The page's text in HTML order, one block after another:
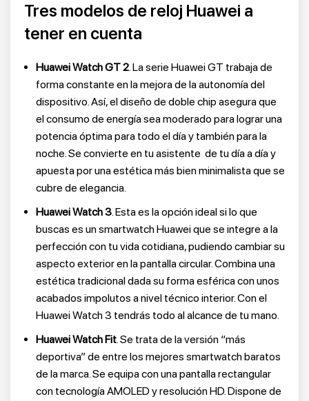
Tres modelos de reloj Huawei a
tener en cuenta
Huawei Watch GT 2. La serie Huawei GT trabaja de
forma constante en la mejora de la autonomía del
dispositivo. Así, el diseño de doble chip asegura que
el consumo de energía sea moderado para lograr una
potencia óptima para todo el día y también para la
noche. Se convierte en tu asistente de tu día a día y
apuesta por una estética más bien minimalista que se
cubre de elegancia.
Huawei Watch 3. Esta es la opción ideal si lo que
buscas es un smartwatch Huawei que se integre a la
perfección con tu vida cotidiana, pudiendo cambiar su
aspecto exterior en la pantalla circular. Combina una
estética tradicional dada su forma esférica con unos
acabados impolutos a nivel técnico interior. Con el
Huawei Watch 3 tendrás todo al alcance de tu mano.
Huawei Watch Fit. Se trata de la versión “más
deportiva” de entre los mejores smartwatch baratos
de la marca. Se equipa con una pantalla rectangular
con tecnología AMOLED y resolución HD. Dispone de